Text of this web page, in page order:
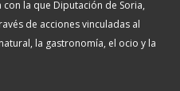
con la que Diputación de Soria,
de acciones vinculadas al
la gastronomía, el ocio y la